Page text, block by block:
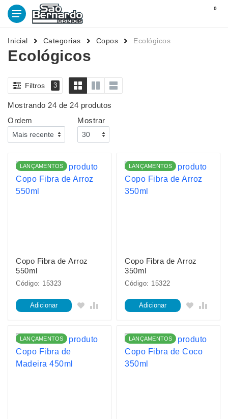
0
Inicial Categorias Copos Ecológicos
Ecológicos
Filtros 3
Mostrando 24 de 24 produtos
Ordem
Mostrar
LANÇAMENTOS
Copo Fibra de Arroz
550ml
Código: 15323
Adicionar
LANÇAMENTOS
Copo Fibra de Arroz
350ml
Código: 15322
Adicionar
LANÇAMENTOS LANÇAMENTOS